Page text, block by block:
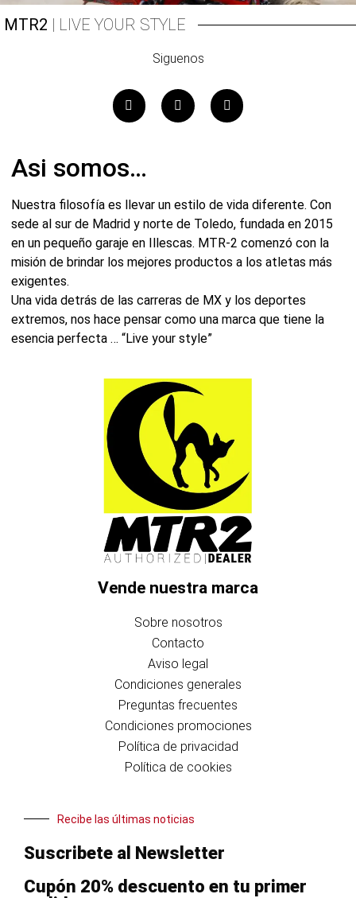
MTR2 | LIVE YOUR STYLE
Siguenos
Asi somos…
Nuestra filosofía es llevar un estilo de vida diferente. Con
sede al sur de Madrid y norte de Toledo, fundada en 2015
en un pequeño garaje en Illescas. MTR-2 comenzó con la
misión de brindar los mejores productos a los atletas más
exigentes.
Una vida detrás de las carreras de MX y los deportes
extremos, nos hace pensar como una marca que tiene la
esencia perfecta … “Live your style”
Vende nuestra marca
Sobre nosotros
Contacto
Aviso legal
Condiciones generales
Preguntas frecuentes
Condiciones promociones
Política de privacidad
Política de cookies
Recibe las últimas noticias
Suscribete al Newsletter
Cupón 20% descuento en tu primer